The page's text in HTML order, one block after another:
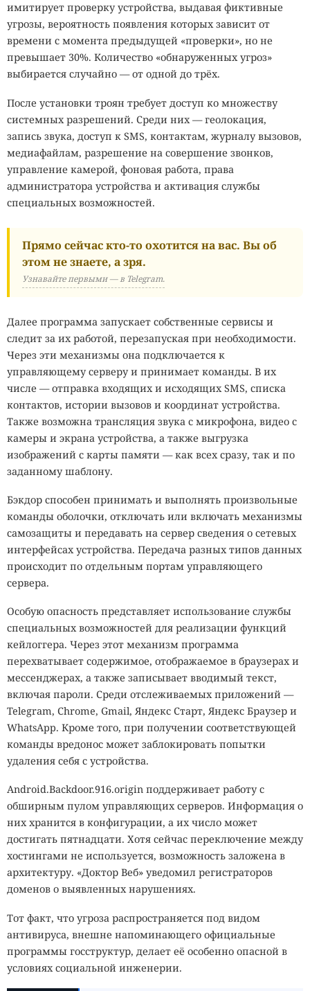
имитирует проверку устройства, выдавая фиктивные
угрозы, вероятность появления которых зависит от
времени с момента предыдущей «проверки», но не
превышает 30%. Количество «обнаруженных угроз»
выбирается случайно — от одной до трёх.
После установки троян требует доступ ко множеству
системных разрешений. Среди них — геолокация,
запись звука, доступ к SMS, контактам, журналу вызовов,
медиафайлам, разрешение на совершение звонков,
управление камерой, фоновая работа, права
администратора устройства и активация службы
специальных возможностей.
Прямо сейчас кто-то охотится на вас. Вы об
этом не знаете, а зря.
Узнавайте первыми — в Telegram.
Далее программа запускает собственные сервисы и
следит за их работой, перезапуская при необходимости.
Через эти механизмы она подключается к
управляющему серверу и принимает команды. В их
числе — отправка входящих и исходящих SMS, списка
контактов, истории вызовов и координат устройства.
Также возможна трансляция звука с микрофона, видео с
камеры и экрана устройства, а также выгрузка
изображений с карты памяти — как всех сразу, так и по
заданному шаблону.
Бэкдор способен принимать и выполнять произвольные
команды оболочки, отключать или включать механизмы
самозащиты и передавать на сервер сведения о сетевых
интерфейсах устройства. Передача разных типов данных
происходит по отдельным портам управляющего
сервера.
Особую опасность представляет использование службы
специальных возможностей для реализации функций
кейлоггера. Через этот механизм программа
перехватывает содержимое, отображаемое в браузерах и
мессенджерах, а также записывает вводимый текст,
включая пароли. Среди отслеживаемых приложений —
Telegram, Chrome, Gmail, Яндекс Старт, Яндекс Браузер и
WhatsApp. Кроме того, при получении соответствующей
команды вредонос может заблокировать попытки
удаления себя с устройства.
Android.Backdoor.916.origin поддерживает работу с
обширным пулом управляющих серверов. Информация о
них хранится в конфигурации, а их число может
достигать пятнадцати. Хотя сейчас переключение между
хостингами не используется, возможность заложена в
архитектуру. «Доктор Веб» уведомил регистраторов
доменов о выявленных нарушениях.
Тот факт, что угроза распространяется под видом
антивируса, внешне напоминающего официальные
программы госструктур, делает её особенно опасной в
условиях социальной инженерии.